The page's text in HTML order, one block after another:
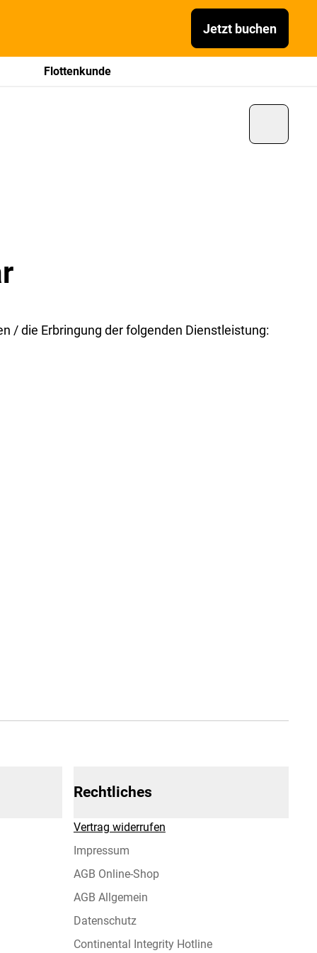
Jetzt buchen
Flottenkunde
/ die Erbringung der folgenden Dienstleistung:
Rechtliches
Vertrag widerrufen
Impressum
AGB Online-Shop
AGB Allgemein
Datenschutz
Continental Integrity Hotline